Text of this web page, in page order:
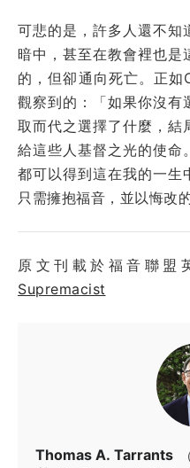
可悲的是，許多人還不知
暗中，甚至在教會裡也是
的，但卻通向死亡。正如
觀察到的：「如果你沒有
取而代之選擇了什麼，結
給這些人基督之光的使命
都可以得到這在我的一生
只需擁抱福音，並以悔改
原文刊載於福音聯盟
Supremacist
Thomas A. Tarrants